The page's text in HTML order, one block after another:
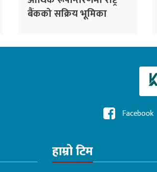
बैंकको सक्रिय भूमिका
Facebook
हाम्रो टिम